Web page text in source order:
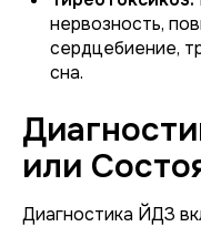
нервозность,
сердцебиение,
сна.
или
Диагностика ЙДЗ